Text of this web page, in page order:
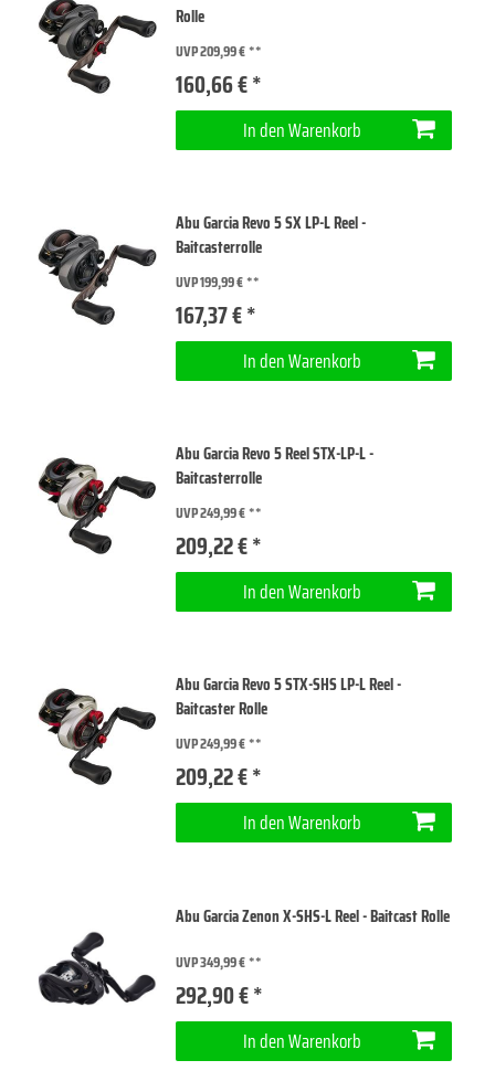
Rolle
UVP 209,99 €
160,66 € *
In den Warenkorb
Abu Garcia Revo 5 SX LP-L Reel -
Baitcasterrolle
UVP 199,99 €
167,37 € *
In den Warenkorb
Abu Garcia Revo 5 Reel STX-LP-L -
Baitcasterrolle
UVP 249,99 €
209,22 € *
In den Warenkorb
Abu Garcia Revo 5 STX-SHS LP-L Reel -
Baitcaster Rolle
UVP 249,99 €
209,22 € *
In den Warenkorb
Abu Garcia Zenon X-SHS-L Reel - Baitcast Rolle
UVP 349,99 €
292,90 € *
In den Warenkorb